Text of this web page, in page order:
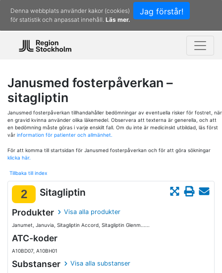
Jag förstår!
Denna webbplats använder kakor (cookies)
för statistik och anpassat innehåll. Läs mer.
Janusmed fosterpåverkan –
sitagliptin
Janusmed fosterpåverkan tillhandahåller bedömningar av eventuella risker för fostret, när
en gravid kvinna använder olika läkemedel. Observera att texterna är generella, och att
en bedömning måste göras i varje enskilt fall. Om du inte är medicinskt utbildad, läs först
vår information för patienter och allmänhet.
För att komma till startsidan för Janusmed fosterpåverkan och för att göra sökningar
klicka här.
Tillbaka till index
2 Sitagliptin
Produkter Visa alla produkter
Janumet, Januvia, Sitagliptin Accord, Sitagliptin Glenm......
ATC-koder
A10BD07, A10BH01
Substanser Visa alla substanser